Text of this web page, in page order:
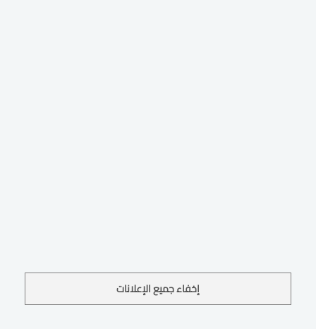
إخفاء جميع الإعلانات